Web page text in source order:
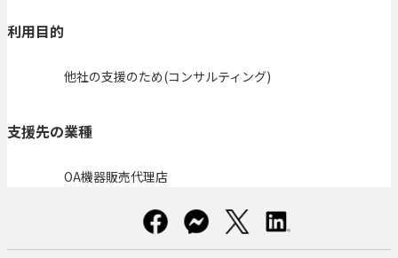
利用目的
他社の支援のため(コンサルティング)
支援先の業種
OA機器販売代理店